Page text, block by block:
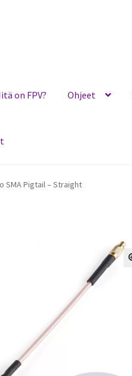
on FPV? Ohjeet
Oma tili Ostoskori
SMA Pigtail – Straight